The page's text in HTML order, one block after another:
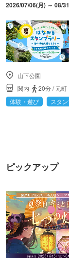
2026/07/06(月) ～ 08/
山下公園
関内
20分/元町
体験・遊び
スタ
ピックアップ